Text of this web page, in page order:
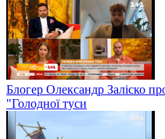
Блогер Олександр Заліско
"Голодної туси